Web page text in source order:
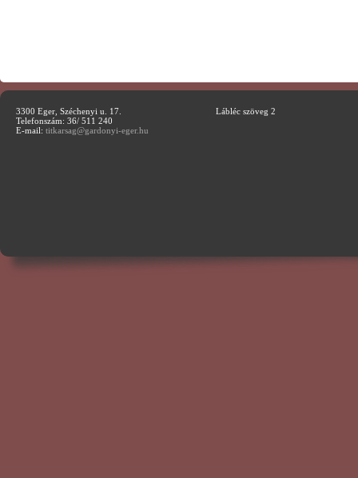
3300 Eger, Széchenyi u. 17.
Telefonszám: 36/ 511 240
E-mail: titkarsag@gardonyi-eger.hu
Lábléc szöveg 2